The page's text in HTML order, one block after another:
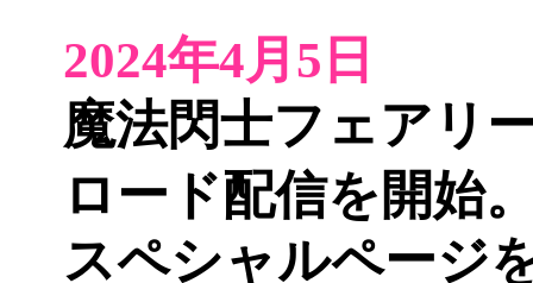
2024年4月5日
魔法閃士フェアリ
ロード配信を開始
スペシャルページ